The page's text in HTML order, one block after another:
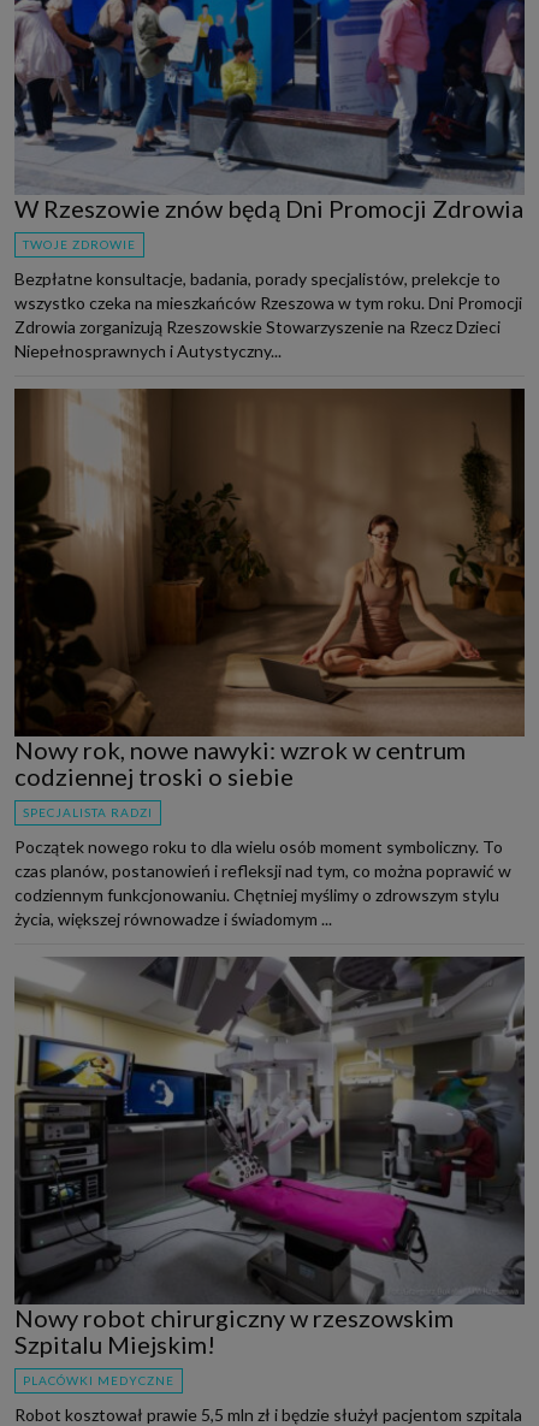
W Rzeszowie znów będą Dni Promocji Zdrowia
TWOJE ZDROWIE
Bezpłatne konsultacje, badania, porady specjalistów, prelekcje to
wszystko czeka na mieszkańców Rzeszowa w tym roku. Dni Promocji
Zdrowia zorganizują Rzeszowskie Stowarzyszenie na Rzecz Dzieci
Niepełnosprawnych i Autystyczny...
Nowy rok, nowe nawyki: wzrok w centrum
codziennej troski o siebie
SPECJALISTA RADZI
Początek nowego roku to dla wielu osób moment symboliczny. To
czas planów, postanowień i refleksji nad tym, co można poprawić w
codziennym funkcjonowaniu. Chętniej myślimy o zdrowszym stylu
życia, większej równowadze i świadomym ...
Nowy robot chirurgiczny w rzeszowskim
Szpitalu Miejskim!
PLACÓWKI MEDYCZNE
Robot kosztował prawie 5,5 mln zł i będzie służył pacjentom szpitala